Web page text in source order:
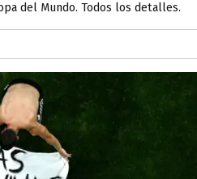
del Mundo. Todos los detalles.